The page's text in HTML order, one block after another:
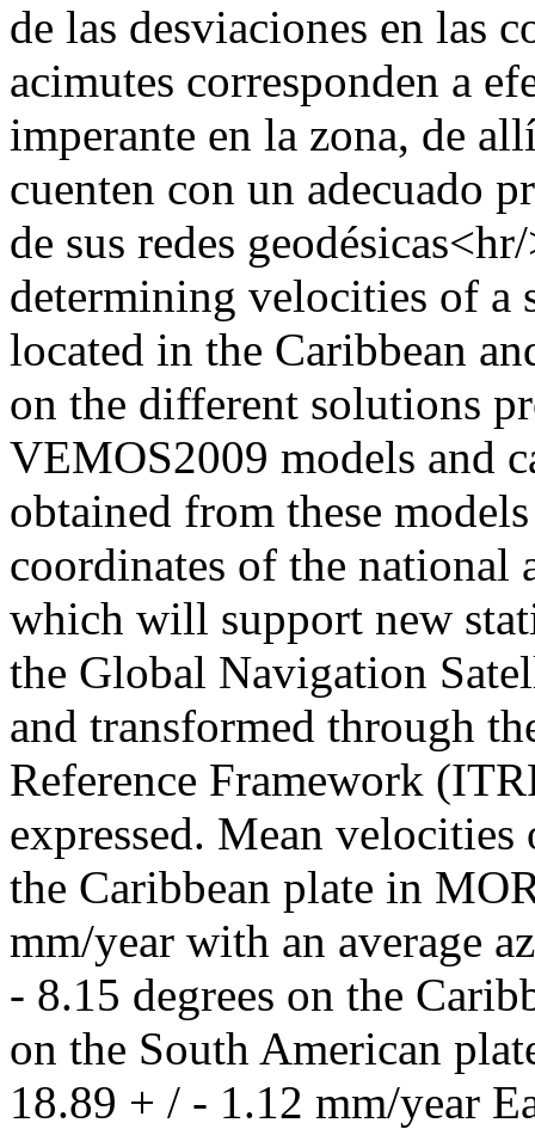
de las desviaciones en las
acimutes corresponden a
imperante en la zona, de
cuenten con un adecuado
de sus redes
determining velocities of a
located in the Caribbean
on the different solutions
VEMOS2009 models and
obtained from these
coordinates of the national
which will support new
the Global Navigation
and transformed through
Reference Framework
expressed. Mean
the Caribbean plate in
mm/year with an average
- 8.15 degrees on the
on the South American
18.89 + / - 1.12 mm/year